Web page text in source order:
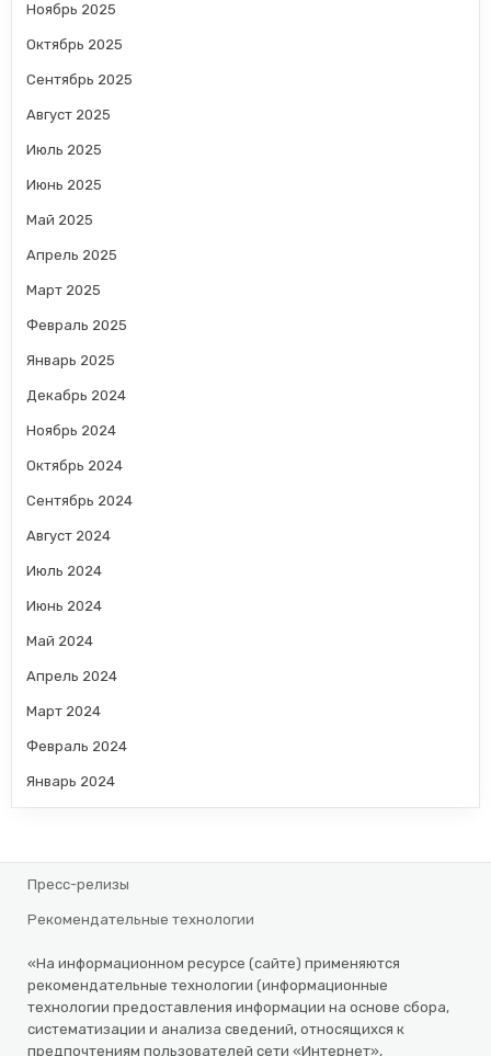
Ноябрь 2025
Октябрь 2025
Сентябрь 2025
Август 2025
Июль 2025
Июнь 2025
Май 2025
Апрель 2025
Март 2025
Февраль 2025
Январь 2025
Декабрь 2024
Ноябрь 2024
Октябрь 2024
Сентябрь 2024
Август 2024
Июль 2024
Июнь 2024
Май 2024
Апрель 2024
Март 2024
Февраль 2024
Январь 2024
Пресс-релизы
Рекомендательные технологии
«На информационном ресурсе (сайте) применяются
рекомендательные технологии (информационные
технологии предоставления информации на основе сбора,
систематизации и анализа сведений, относящихся к
предпочтениям пользователей сети «Интернет»,